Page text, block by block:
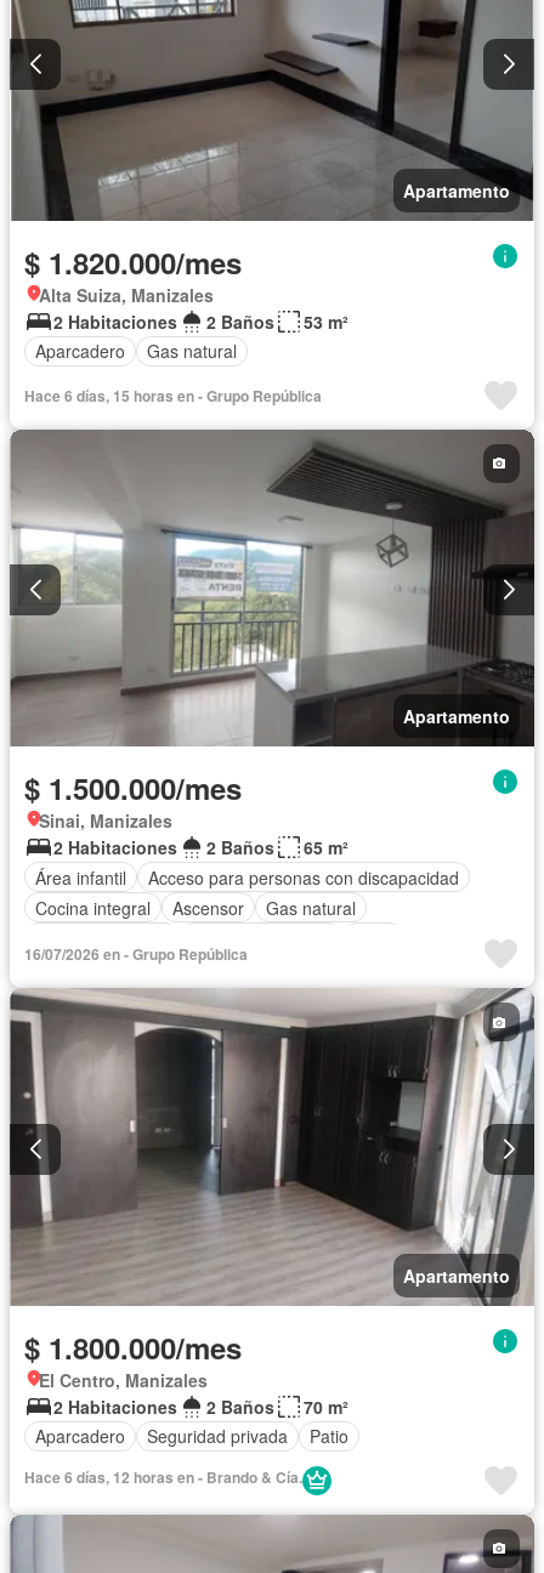
Apartamento
$ 1.820.000/mes
Alta Suiza, Manizales
2 Habitaciones
2 Baños
53 m²
Aparcadero
Gas natural
Hace 6 días, 15 horas en - Grupo República
Apartamento
$ 1.500.000/mes
Sinai, Manizales
2 Habitaciones
2 Baños
65 m²
Área infantil
Acceso para personas con discapacidad
Cocina integral
Ascensor
Gas natural
16/07/2026 en - Grupo República
Apartamento
$ 1.800.000/mes
El Centro, Manizales
2 Habitaciones
2 Baños
70 m²
Aparcadero
Seguridad privada Patio
Hace 6 días, 12 horas en - Brando & Cía.